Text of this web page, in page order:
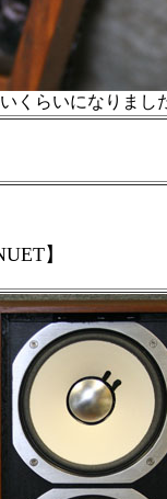
くらいになりまし
】